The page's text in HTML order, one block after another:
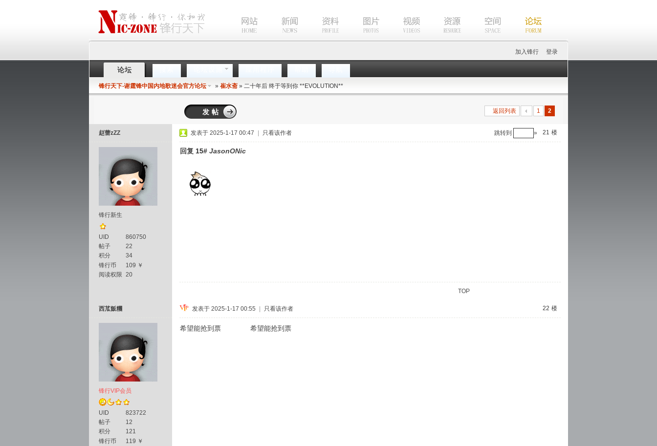
加入锋行 登录
论坛
锋行天下-谢霆锋中国内地歌迷会官方论坛 » 崔水斋 » 二十年后 终于等到你 **EVOLUTION**
1 2
返回列表
发帖
赵蕾zZZ
锋行新生
UID
860750
帖子
22
积分
34
锋行币
109 ￥
阅读权限
20
21 楼
跳转到 »
发表于 2025-1-17 00:47 只看该作者
回复 15# JasonONic
TOP
西苽飯糰
锋行VIP会员
UID
823722
帖子
12
积分
121
锋行币
119 ￥
22 楼
发表于 2025-1-17 00:55 只看该作者
希望能抢到票 希望能抢到票